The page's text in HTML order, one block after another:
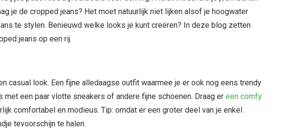
je de cropped jeans? Het moet natuurlijk niet lijken alsof je hoogwater
te stylen. Benieuwd welke looks je kunt creëren? In deze blog zetten
jeans op een rij.
casual look. Een fijne alledaagse outfit waarmee je er ook nog eens trendy
met een paar vlotte sneakers of andere fijne schoenen. Draag er een comfy
comfortabel en modieus. Tip: omdat er een groter deel van je enkel
tevoorschijn te halen.